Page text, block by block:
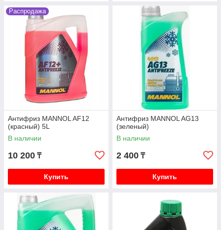
Распродажа
Антифриз MANNOL AF12
(красный) 5L
В наличии
10 200 ₸
Купить
Антифриз MANNOL AG13
(зеленый)
В наличии
2 400 ₸
Купить